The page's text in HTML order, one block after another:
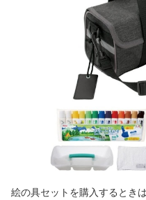
絵の具セットを購入するとき